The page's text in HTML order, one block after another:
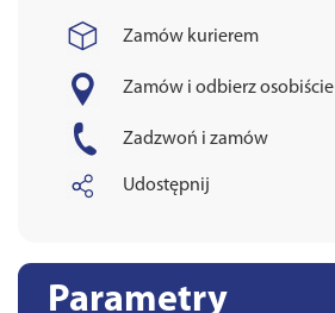
Zamów kurierem
Zamów i odbierz osobiście
Zadzwoń i zamów
Udostępnij
Parametry